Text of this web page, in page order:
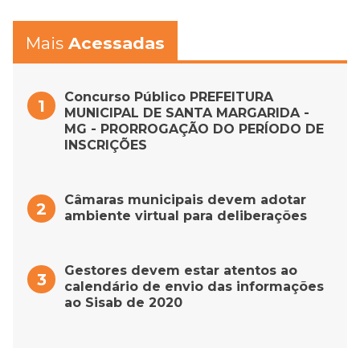
Mais Acessadas
Concurso Público PREFEITURA
MUNICIPAL DE SANTA MARGARIDA -
MG - PRORROGAÇÃO DO PERÍODO DE
INSCRIÇÕES
Câmaras municipais devem adotar
ambiente virtual para deliberações
Gestores devem estar atentos ao
calendário de envio das informações
ao Sisab de 2020